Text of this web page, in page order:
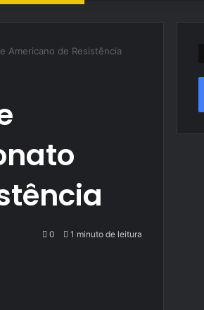
Americano de Resistência
0 1 minuto de leitura